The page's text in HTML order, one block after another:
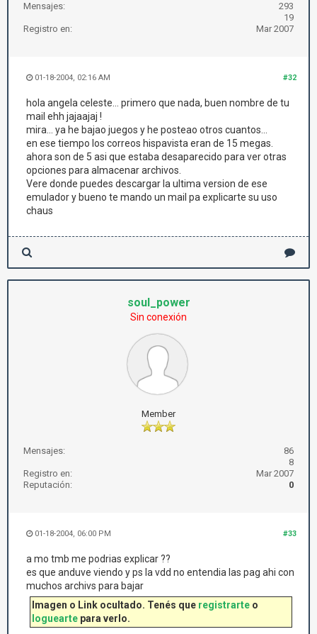
Mensajes:
293
19
Registro en:
Mar 2007
#32
01-18-2004, 02:16 AM
hola angela celeste... primero que nada, buen nombre de tu
mail ehh jajaajaj !
mira... ya he bajao juegos y he posteao otros cuantos...
en ese tiempo los correos hispavista eran de 15 megas.
ahora son de 5 asi que estaba desaparecido para ver otras
opciones para almacenar archivos.
Vere donde puedes descargar la ultima version de ese
emulador y bueno te mando un mail pa explicarte su uso
chaus
soul_power
Sin conexión
Member
Mensajes:
86
8
Registro en:
Mar 2007
Reputación:
0
#33
01-18-2004, 06:00 PM
a mo tmb me podrias explicar ??
es que anduve viendo y ps la vdd no entendia las pag ahi con
muchos archivs para bajar
Imagen o Link ocultado. Tenés que registrarte o
loguearte para verlo.